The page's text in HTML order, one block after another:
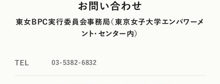
お問い合わせ
東女BPC実行委員会事務局（東京女子大学エンパワーメ
ント・センター内）
TEL 03-5382-6832